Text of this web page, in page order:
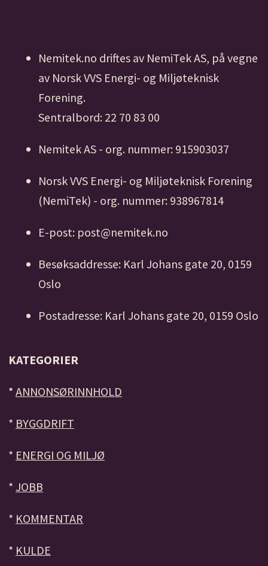
Nemitek.no driftes av NemiTek AS, på vegne
av Norsk VVS Energi- og Miljøteknisk
Forening.
Sentralbord: 22 70 83 00
Nemitek AS - org. nummer: 915903037
Norsk VVS Energi- og Miljøteknisk Forening
(NemiTek) - org. nummer: 938967814
E-post: post@nemitek.no
Besøksaddresse: Karl Johans gate 20, 0159
Oslo
Postadresse: Karl Johans gate 20, 0159 Oslo
KATEGORIER
* ANNONSØRINNHOLD
* BYGGDRIFT
* ENERGI OG MILJØ
* JOBB
* KOMMENTAR
* KULDE